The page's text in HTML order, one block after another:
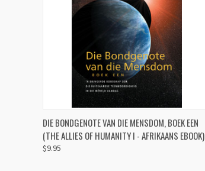
QUICK VIEW
ADD TO CART
Compare
DIE BONDGENOTE VAN DIE MENSDOM, BOEK EEN
(THE ALLIES OF HUMANITY I - AFRIKAANS EBOOK)
$9.95